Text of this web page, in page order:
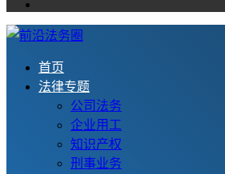
首页
法律专题
公司法务
企业用工
知识产权
刑事业务